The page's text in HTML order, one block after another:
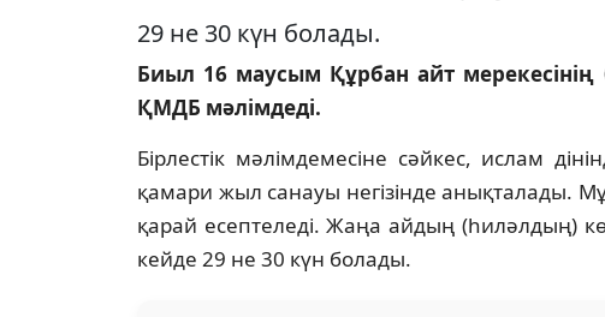
29 не 30 күн болады.
Биыл 16 маусым Құрбан айт мерекесінің
ҚМДБ мәлімдеді.
Бірлестік мәлімдемесіне сәйкес, ислам
қамари жыл санауы негізінде анықталады.
қарай есептеледі. Жаңа айдың (һиләлдың)
кейде 29 не 30 күн болады.